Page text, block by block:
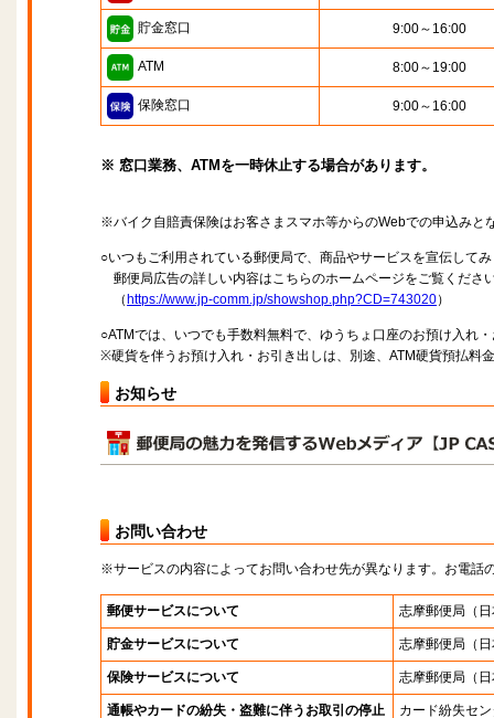
貯金窓口 9:00～16:00
ATM 8:00～19:00
保険窓口 9:00～16:00
※ 窓口業務、ATMを一時休止する場合があります。
※バイク自賠責保険はお客さまスマホ等からのWebでの申込みと
○いつもご利用されている郵便局で、商品やサービスを宣伝して
郵便局広告の詳しい内容はこちらのホームページをご覧くださ
（ https://www.jp-comm.jp/showshop.php?CD=743020）
○ATMでは、いつでも手数料無料で、ゆうちょ口座のお預け入れ
※硬貨を伴うお預け入れ・お引き出しは、別途、ATM硬貨預払料
お知らせ
お問い合わせ
※サービスの内容によってお問い合わせ先が異なります。お電話
郵便サービスについて 志摩郵便局 （
貯金サービスについて 志摩郵便局 （
保険サービスについて 志摩郵便局 （
通帳やカードの紛失・盗難に伴うお取引の停止 カード紛失セ